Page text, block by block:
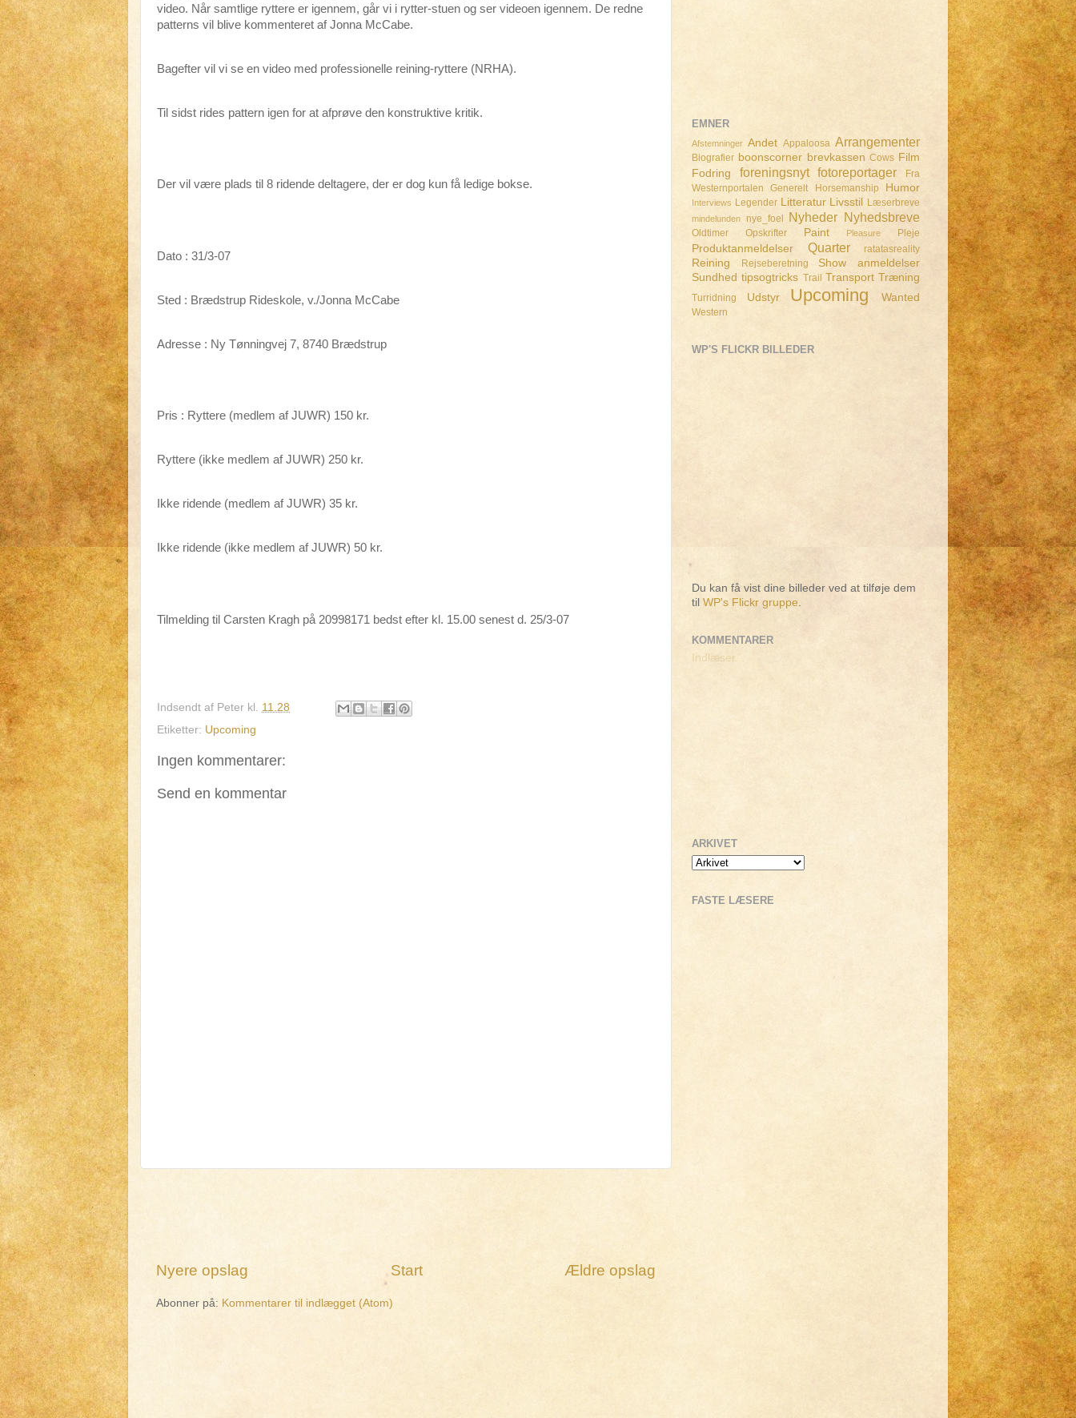
video. Når samtlige ryttere er igennem, går vi i rytter-stuen og ser videoen igennem. De redne
patterns vil blive kommenteret af Jonna McCabe.
Bagefter vil vi se en video med professionelle reining-ryttere (NRHA).
Til sidst rides pattern igen for at afprøve den konstruktive kritik.
Der vil være plads til 8 ridende deltagere, der er dog kun få ledige bokse.
Dato : 31/3-07
Sted : Brædstrup Rideskole, v./Jonna McCabe
Adresse : Ny Tønningvej 7, 8740 Brædstrup
Pris : Ryttere (medlem af JUWR) 150 kr.
Ryttere (ikke medlem af JUWR) 250 kr.
Ikke ridende (medlem af JUWR) 35 kr.
Ikke ridende (ikke medlem af JUWR) 50 kr.
Tilmelding til Carsten Kragh på 20998171 bedst efter kl. 15.00 senest d. 25/3-07
Indsendt af Peter kl. 11.28
Etiketter: Upcoming
Ingen kommentarer:
Send en kommentar
Nyere opslag Ældre opslag
Start
Abonner på: Kommentarer til indlægget (Atom)
EMNER
Afstemninger Andet Appaloosa Arrangementer
Biografier boonscorner brevkassen Cows Film
Fodring
foreningsnyt fotoreportager
Fra
Westernportalen
Generelt Horsemanship Humor
Interviews Legender Litteratur Livsstil Læserbreve
mindelunden nye_foel Nyheder Nyhedsbreve
Oldtimer Opskrifter Paint Pleasure Pleje
Produktanmeldelser Quarter ratatasreality
Reining Rejseberetning
Show anmeldelser
Sundhed tipsogtricks Trail Transport Træning
Turridning Udstyr Upcoming Wanted
Western
WP'S FLICKR BILLEDER
Du kan få vist dine billeder ved at tilføje dem
til WP's Flickr gruppe
KOMMENTARER
Indlæser...
ARKIVET
FASTE LÆSERE